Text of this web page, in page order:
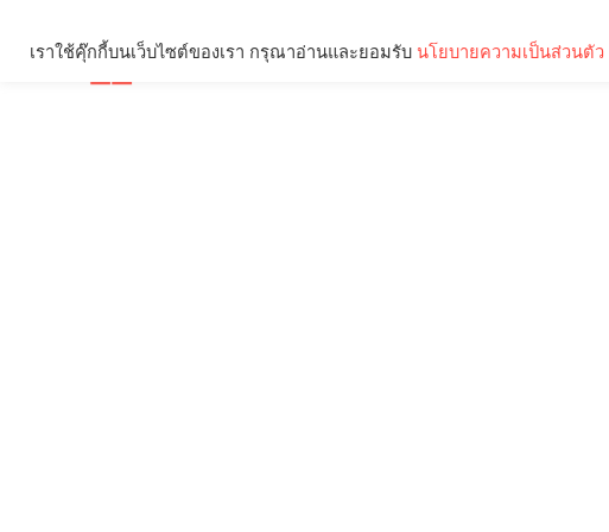
เราใช้คุ๊กกี้บนเว็บไซต์ของเรา กรุณาอ่านและยอมรับ นโยบายความเป็นส่วนตัว